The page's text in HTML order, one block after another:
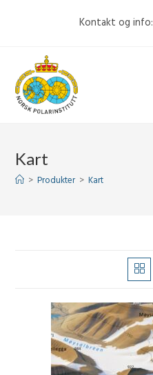
Kontakt og info:
Kart
> Produkter > Kart